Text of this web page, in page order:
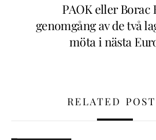
PAOK eller Borac
genomgång av de två
möta i nästa
RELATED